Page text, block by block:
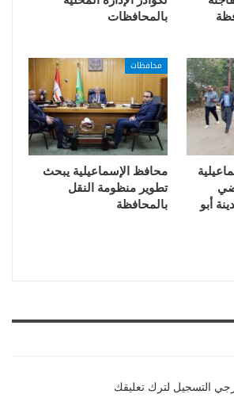
بالمحافظات
أبو
محافظات
محافظ الإسماعيلية يبحث
تطوير منظومة النقل
بالمحافظة
التسجيل لترك تعليقك